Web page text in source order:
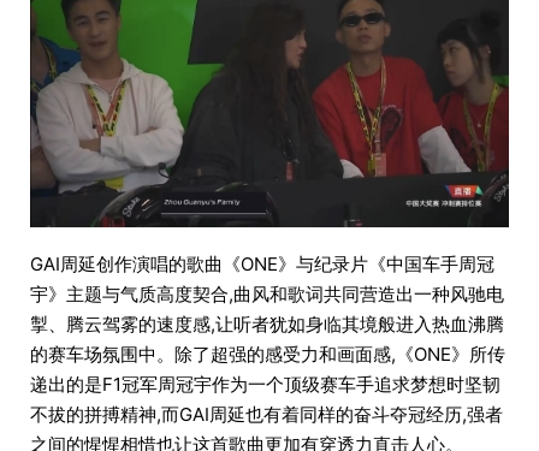
GAI周延创作演唱的歌曲《ONE》与纪录片《中国车手周冠
宇》主题与气质高度契合,曲风和歌词共同营造出一种风驰电
掣、腾云驾雾的速度感,让听者犹如身临其境般进入热血沸腾
的赛车场氛围中。除了超强的感受力和画面感,《ONE》所传
递出的是F1冠军周冠宇作为一个顶级赛车手追求梦想时坚韧
不拔的拼搏精神,而GAI周延也有着同样的奋斗夺冠经历,强者
之间的惺惺相惜也让这首歌曲更加有穿透力直击人心。